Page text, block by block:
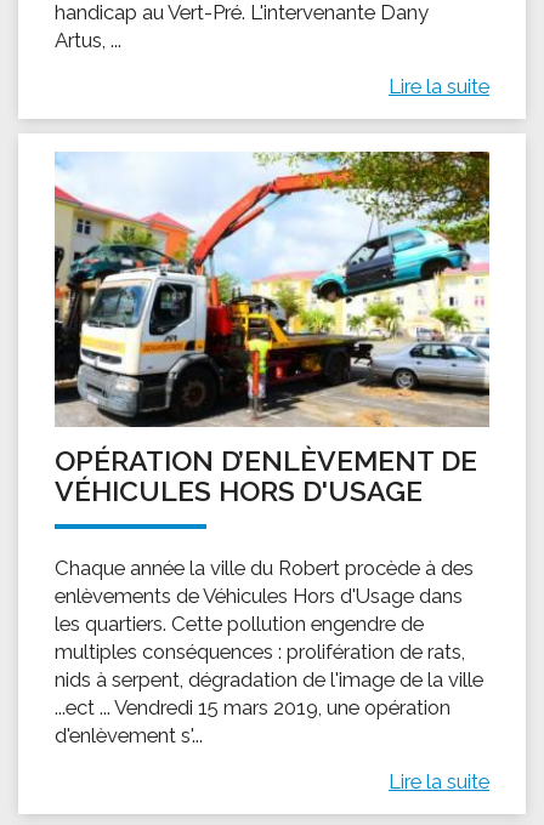
handicap au Vert-Pré. L'intervenante Dany
Artus, ...
Lire la suite
OPÉRATION D’ENLÈVEMENT DE
VÉHICULES HORS D'USAGE
Chaque année la ville du Robert procède à des
enlèvements de Véhicules Hors d'Usage dans
les quartiers. Cette pollution engendre de
multiples conséquences : prolifération de rats,
nids à serpent, dégradation de l'image de la ville
...ect ... Vendredi 15 mars 2019, une opération
d'enlèvement s'...
Lire la suite